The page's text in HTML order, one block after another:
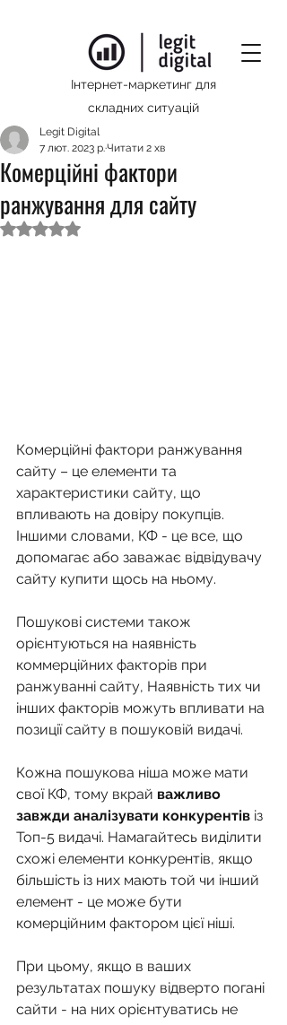
Інтернет-маркетинг для
складних ситуацій
Комерційні фактори
ранжування для сайту
Legit Digital
7 лют. 2023 р.Читати 2 хв
Оцінка: NaN з 5 зірок.
Комерційні фактори ранжування
сайту – це елементи та
характеристики сайту, що
впливають на довіру покупців.
Іншими словами, КФ - це все, що
допомагає або заважає відвідувачу
сайту купити щось на ньому.
Пошукові системи також
орієнтуються на наявність
коммерційних факторів при
ранжуванні сайту, Наявність тих чи
інших факторів можуть впливати на
позиції сайту в пошуковій видачі.
Кожна пошукова ніша може мати
свої КФ, тому вкрай важливо
завжди аналізувати конкурентів із
Топ-5 видачі. Намагайтесь виділити
схожі елементи конкурентів, якщо
більшість із них мають той чи інший
елемент - це може бути
комерційним фактором цієї ніші.
При цьому, якщо в ваших
результатах пошуку відверто погані
сайти - на них орієнтуватись не